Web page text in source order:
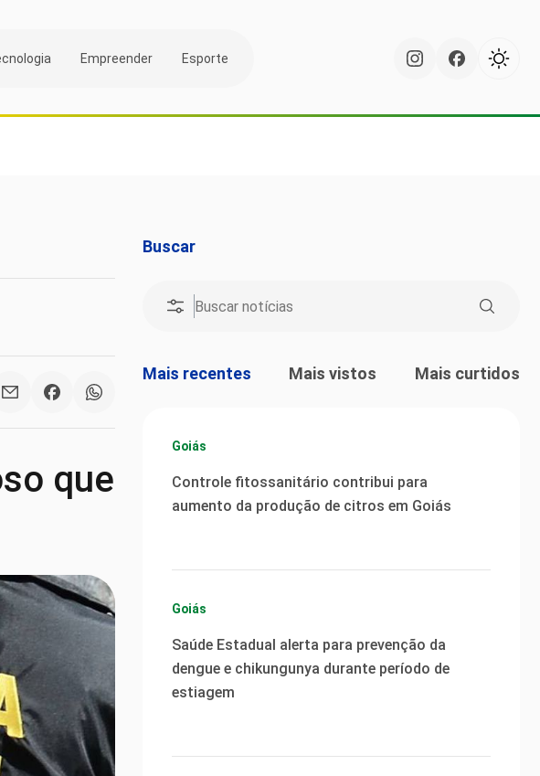
Empreender Esporte
que
Buscar
Mais recentes Mais vistos Mais curtidos
Goiás
Controle fitossanitário contribui para
aumento da produção de citros em Goiás
Goiás
Saúde Estadual alerta para prevenção da
dengue e chikungunya durante período de
estiagem